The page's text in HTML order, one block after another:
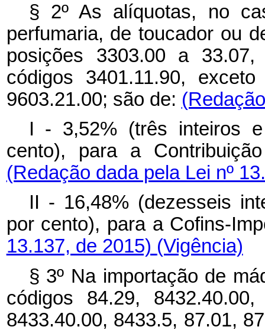
§ 2º As alíquotas, no
perfumaria, de toucador ou
posições 3303.00 a
códigos 3401.11.90,
9603.21.00; são de:
I - 3,52% (três inteiros
cento), para a
(Redação dada pela Lei nº
II - 16,48% (dezesseis
por cento), para a Cofins-
13.137, de 2015) (Vigência)
§ 3º Na importação de
códigos 84.29,
8433.40.00, 8433.5, 87.01,